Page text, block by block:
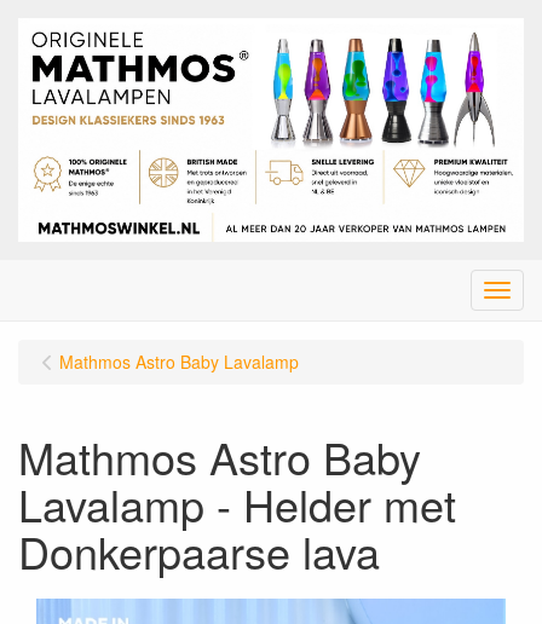
Menu
Mathmos Astro Baby Lavalamp
Mathmos Astro Baby
Lavalamp - Helder met
Donkerpaarse lava